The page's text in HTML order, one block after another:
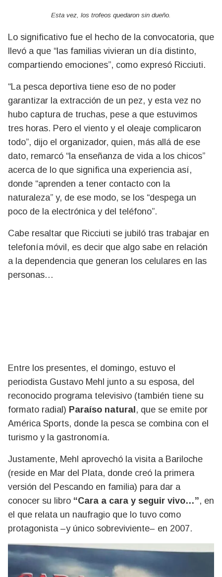
Esta vez, los trofeos quedaron sin dueño.
Lo significativo fue el hecho de la convocatoria, que
llevó a que “las familias vivieran un día distinto,
compartiendo emociones”, como expresó Ricciuti.
“La pesca deportiva tiene eso de no poder
garantizar la extracción de un pez, y esta vez no
hubo captura de truchas, pese a que estuvimos
tres horas. Pero el viento y el oleaje complicaron
todo”, dijo el organizador, quien, más allá de ese
dato, remarcó “la enseñanza de vida a los chicos”
acerca de lo que significa una experiencia así,
donde “aprenden a tener contacto con la
naturaleza” y, de ese modo, se los “despega un
poco de la electrónica y del teléfono”.
Cabe resaltar que Ricciuti se jubiló tras trabajar en
telefonía móvil, es decir que algo sabe en relación
a la dependencia que generan los celulares en las
personas…
Entre los presentes, el domingo, estuvo el
periodista Gustavo Mehl junto a su esposa, del
reconocido programa televisivo (también tiene su
formato radial) Paraíso natural, que se emite por
América Sports, donde la pesca se combina con el
turismo y la gastronomía.
Justamente, Mehl aprovechó la visita a Bariloche
(reside en Mar del Plata, donde creó la primera
versión del Pescando en familia) para dar a
conocer su libro “Cara a cara y seguir vivo…”, en
el que relata un naufragio que lo tuvo como
protagonista –y único sobreviviente– en 2007.